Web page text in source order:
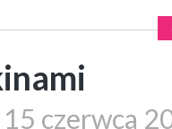
czerwca